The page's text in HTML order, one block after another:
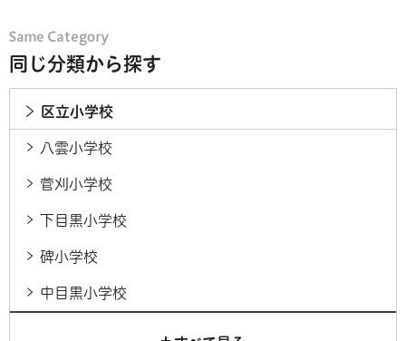
同じ分類から探す
区立小学校
八雲小学校
菅刈小学校
下目黒小学校
碑小学校
中目黒小学校